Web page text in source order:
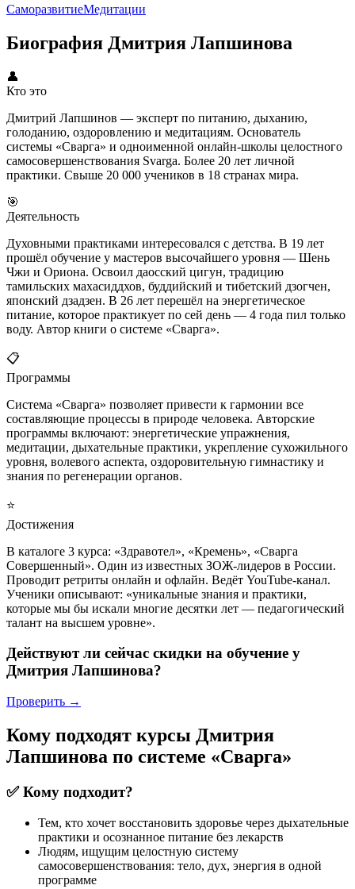
СаморазвитиеМедитации
Биография Дмитрия Лапшинова
👤
Кто это
Дмитрий Лапшинов — эксперт по питанию, дыханию,
голоданию, оздоровлению и медитациям. Основатель
системы «Сварга» и одноименной онлайн-школы целостного
самосовершенствования Svarga. Более 20 лет личной
практики. Свыше 20 000 учеников в 18 странах мира.
🎯
Деятельность
Духовными практиками интересовался с детства. В 19 лет
прошёл обучение у мастеров высочайшего уровня — Шень
Чжи и Ориона. Освоил даосский цигун, традицию
тамильских махасиддхов, буддийский и тибетский дзогчен,
японский дзадзен. В 26 лет перешёл на энергетическое
питание, которое практикует по сей день — 4 года пил только
воду. Автор книги о системе «Сварга».
📋
Программы
Система «Сварга» позволяет привести к гармонии все
составляющие процессы в природе человека. Авторские
программы включают: энергетические упражнения,
медитации, дыхательные практики, укрепление сухожильного
уровня, волевого аспекта, оздоровительную гимнастику и
знания по регенерации органов.
⭐
Достижения
В каталоге 3 курса: «Здравотел», «Кремень», «Сварга
Совершенный». Один из известных ЗОЖ-лидеров в России.
Проводит ретриты онлайн и офлайн. Ведёт YouTube-канал.
Ученики описывают: «уникальные знания и практики,
которые мы бы искали многие десятки лет — педагогический
талант на высшем уровне».
Действуют ли сейчас скидки на обучение у
Дмитрия Лапшинова?
Проверить →
Кому подходят курсы Дмитрия
Лапшинова по системе «Сварга»
✅ Кому подходит?
Тем, кто хочет восстановить здоровье через дыхательные
практики и осознанное питание без лекарств
Людям, ищущим целостную систему
самосовершенствования: тело, дух, энергия в одной
программе